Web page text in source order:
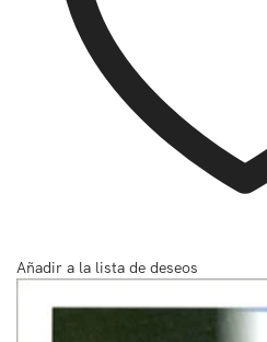
Añadir a la lista de deseos